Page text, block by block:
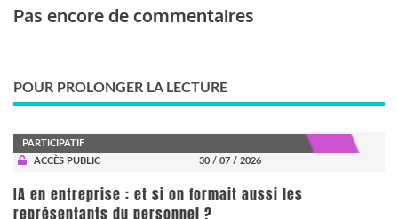
Pas encore de commentaires
POUR PROLONGER LA LECTURE
PARTICIPATIF
ACCÈS PUBLIC
30 / 07 / 2026
IA en entreprise : et si on formait aussi les
représentants du personnel ?